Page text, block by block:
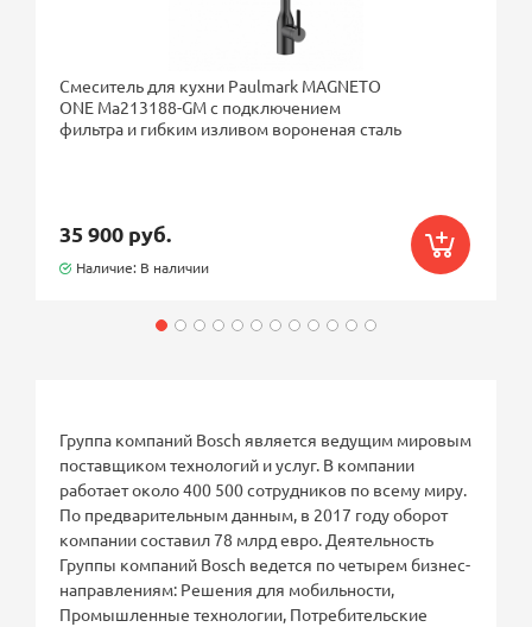
Смеситель для кухни Paulmark MAGNETO
ONE Ma213188-GM с подключением
фильтра и гибким изливом вороненая сталь
35 900 руб.
Наличие: В наличии
Группа компаний Bosch является ведущим мировым
поставщиком технологий и услуг. В компании
работает около 400 500 сотрудников по всему миру.
По предварительным данным, в 2017 году оборот
компании составил 78 млрд евро. Деятельность
Группы компаний Bosch ведется по четырем бизнес-
направлениям: Решения для мобильности,
Промышленные технологии, Потребительские